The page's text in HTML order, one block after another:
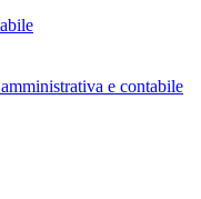
e contabile